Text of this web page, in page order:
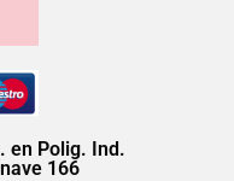
en Polig. Ind.
166